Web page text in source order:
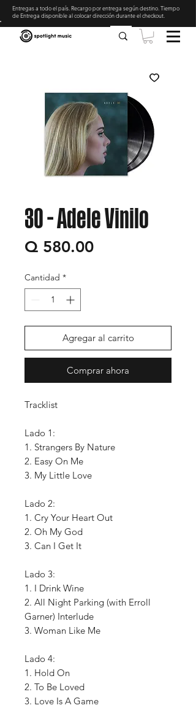
Entregas a todo el país. Recargo por entrega según destino. Tiempo
de Entrega disponible al colocar dirección durante el checkout
30 - Adele Vinilo
Q 580.00Precio
Cantidad *
Agregar al carrito
Comprar ahora
Tracklist
Lado 1:
1. Strangers By Nature
2. Easy On Me
3. My Little Love
Lado 2:
1. Cry Your Heart Out
2. Oh My God
3. Can I Get It
Lado 3:
1. I Drink Wine
2. All Night Parking (with Erroll
Garner) Interlude
3. Woman Like Me
Lado 4:
1. Hold On
2. To Be Loved
3. Love Is A Game